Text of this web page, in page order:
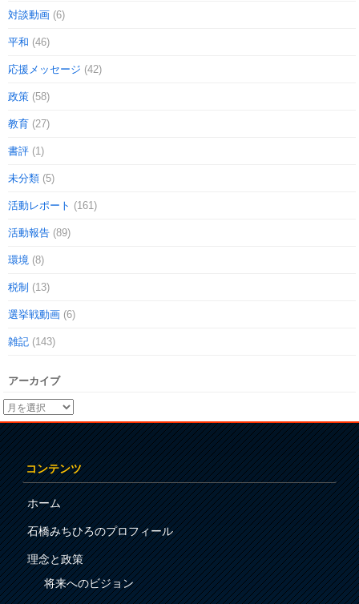
対談動画 (6)
平和 (46)
応援メッセージ (42)
政策 (58)
教育 (27)
書評 (1)
未分類 (5)
活動レポート (161)
活動報告 (89)
環境 (8)
税制 (13)
選挙戦動画 (6)
雑記 (143)
アーカイブ
コンテンツ
ホーム
石橋みちひろのプロフィール
理念と政策
将来へのビジョン